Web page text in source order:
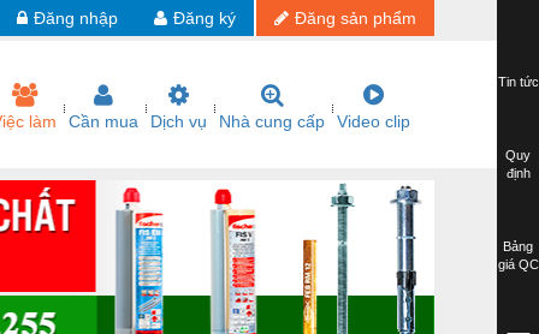
Đăng sản phẩm
Đăng ký
Đăng nhập
làm Cần mua Dịch vụ Nhà cung cấp Video clip
Tin tức
Quy
định
Bảng
giá QC